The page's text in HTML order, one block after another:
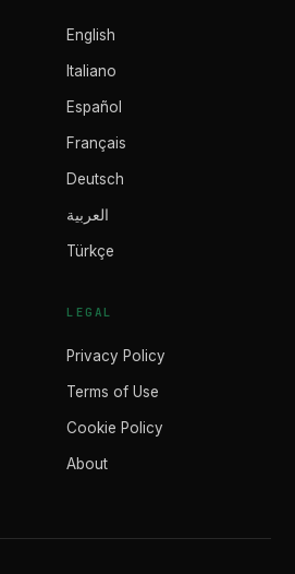
English
Italiano
Español
Français
Deutsch
العربية
Türkçe
LEGAL
Privacy Policy
Terms of Use
Cookie Policy
About